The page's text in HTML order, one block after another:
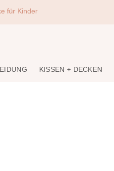
für Kinder
KISSEN + DECKEN